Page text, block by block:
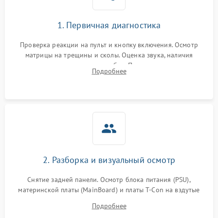
1. Первичная диагностика
Проверка реакции на пульт и кнопку включения. Осмотр
матрицы на трещины и сколы. Оценка звука, наличия
подсветки и индикаторов ошибок. Подключение тестовых
источников сигнала для выявления симптомов поломки.
Подробнее
2. Разборка и визуальный осмотр
Снятие задней панели. Осмотр блока питания (PSU),
материнской платы (MainBoard) и платы T-Con на вздутые
Проверка надежности фиксации и целостности шлейфов.
Подробнее